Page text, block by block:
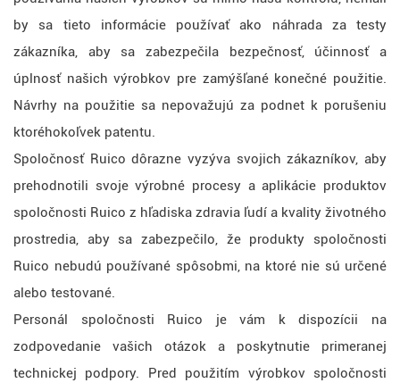
by sa tieto informácie používať ako náhrada za testy
zákazníka, aby sa zabezpečila bezpečnosť, účinnosť a
úplnosť našich výrobkov pre zamýšľané konečné použitie.
Návrhy na použitie sa nepovažujú za podnet k porušeniu
ktoréhokoľvek patentu.
Spoločnosť Ruico dôrazne vyzýva svojich zákazníkov, aby
prehodnotili svoje výrobné procesy a aplikácie produktov
spoločnosti Ruico z hľadiska zdravia ľudí a kvality životného
prostredia, aby sa zabezpečilo, že produkty spoločnosti
Ruico nebudú používané spôsobmi, na ktoré nie sú určené
alebo testované.
Personál spoločnosti Ruico je vám k dispozícii na
zodpovedanie vašich otázok a poskytnutie primeranej
technickej podpory. Pred použitím výrobkov spoločnosti